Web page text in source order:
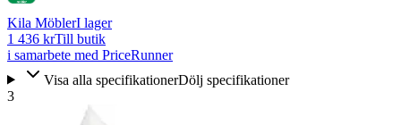
Kila MöblerI lager
1 436 krTill butik
i samarbete med PriceRunner
Visa alla specifikationerDölj specifikationer
3